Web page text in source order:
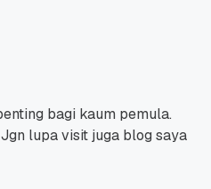
bagi kaum pemula.
lupa visit juga blog saya